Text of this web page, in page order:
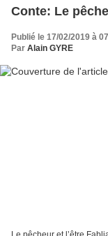
Conte: Le
Publié le 17/02/2019 à
Par Alain GYRE